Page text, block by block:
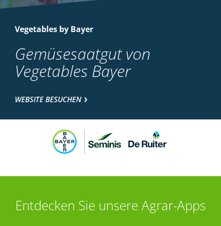
Vegetables by Bayer
Gemüsesaatgut von
Vegetables Bayer
WEBSITE BESUCHEN
Entdecken Sie unsere Agrar-Apps